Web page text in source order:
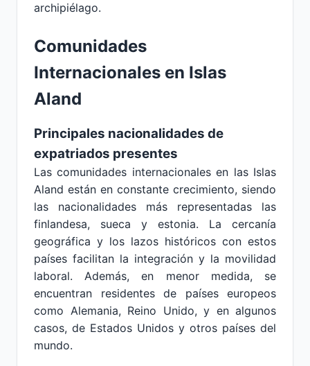
archipiélago.
Comunidades
Internacionales en Islas
Aland
Principales nacionalidades de
expatriados presentes
Las comunidades internacionales en las Islas
Aland están en constante crecimiento, siendo
las nacionalidades más representadas las
finlandesa, sueca y estonia. La cercanía
geográfica y los lazos históricos con estos
países facilitan la integración y la movilidad
laboral. Además, en menor medida, se
encuentran residentes de países europeos
como Alemania, Reino Unido, y en algunos
casos, de Estados Unidos y otros países del
mundo.